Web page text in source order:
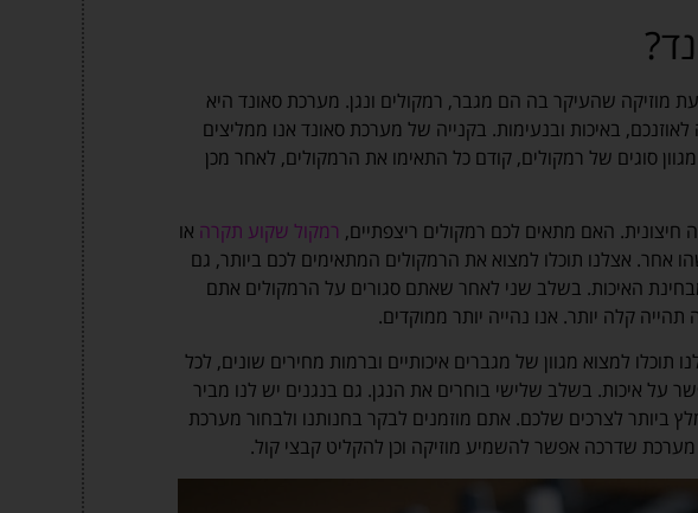
מוזיקה שהעיקר בה הם מגבר, רמקולים ונגן. מערכת סאונד היא
באיכות ובנעימות. בקנייה של מערכת סאונד אנו ממליצים
סוגים של רמקולים, קודם כל התאימו את הרמקולים, לאחר מכן
האם מתאים לכם רמקולים ריצפתיים, רמקול שקוע תקרה או
אחר. אצלנו תוכלו למצוא את הרמקולים המתאימים לכם ביותר, גם
האיכות. בשלב שני לאחר שאתם סגורים על הרמקולים אתם
קלה יותר. אנו נהייה יותר ממוקדים.
למצוא מגוון של מגברים איכותיים וברמות מחירים שונים, לכל
על איכות. בשלב שלישי בוחרים את הנגן. גם בנגנים יש לנו מביר
ביותר לצרכים שלכם. אתם מוזמנים לבקר בחנותנו ולבחור מערכת
מערכת שדרכה אפשר להשמיע מוזיקה וכן להקליט קבצי קול.